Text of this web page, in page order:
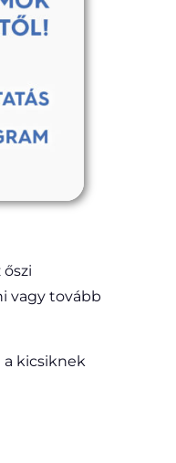
vagy tovább
a kicsiknek